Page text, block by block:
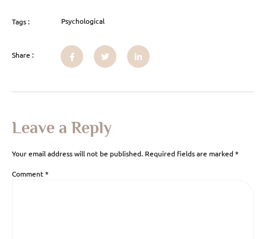
Tags : Psychological
Share :
Leave a Reply
Your email address will not be published. Required fields are marked*
Comment*